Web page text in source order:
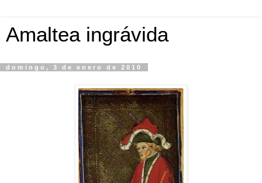
Amaltea ingrávida
domingo, 3 de enero de 2010